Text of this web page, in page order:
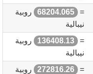
=
68204.065
روبية
نيبالية
=
136408.13
روبية
نيبالية
=
272816.26
روبية